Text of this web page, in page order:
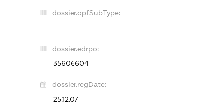
dossier.opfSubType:
-
dossier.edrpo:
35606604
dossier.regDate:
25.12.07